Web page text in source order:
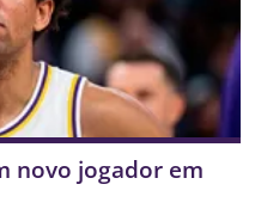
novo jogador em